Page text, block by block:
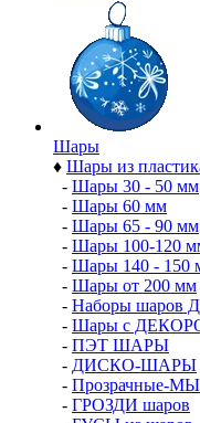
Шары
♦ Шары из
- Шары 30 - 50 мм
- Шары 60 мм
- Шары 65 - 90 мм
- Шары 100-120
- Шары 140 - 150
- Шары от 200 мм
- Наборы шаров
- Шары с
- ПЭТ ШАРЫ
- ДИСКО-ШАРЫ
- Прозрачные-
- ГРОЗДИ шаров